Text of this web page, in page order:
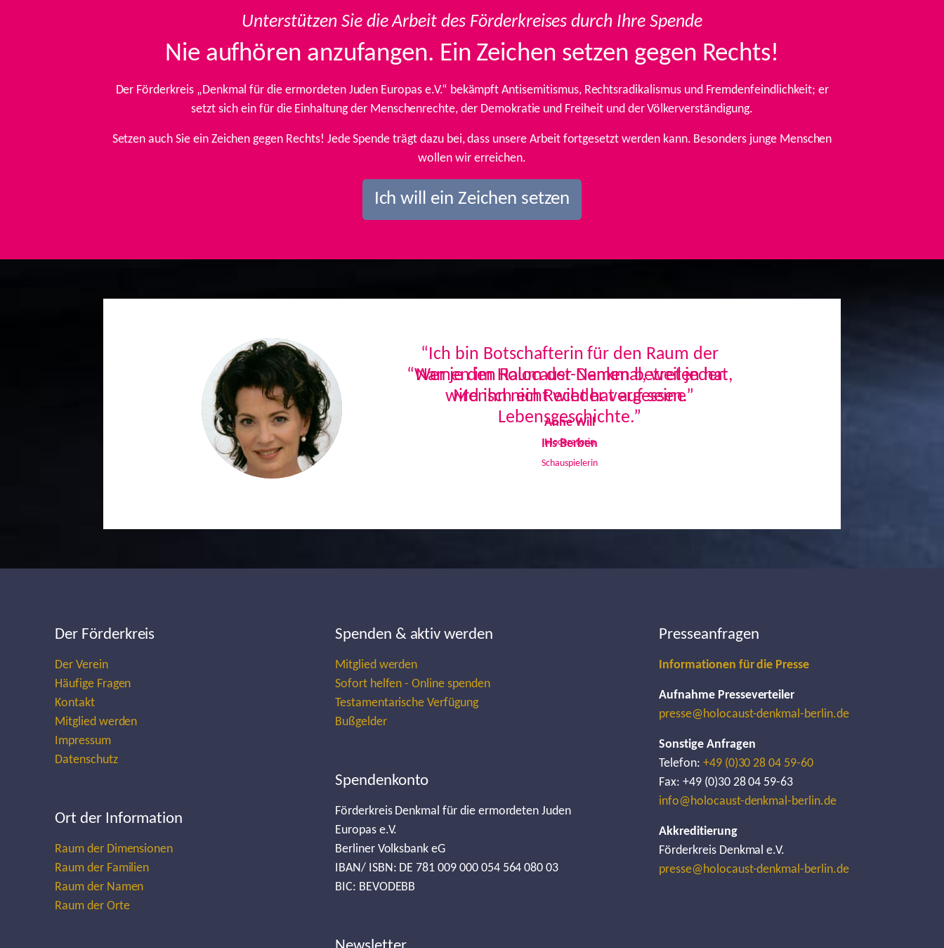
Unterstützen Sie die Arbeit des Förderkreises durch Ihre Spende
Nie aufhören anzufangen. Ein Zeichen setzen gegen Rechts!
Der Förderkreis „Denkmal für die ermordeten Juden Europas e.V.“ bekämpft Antisemitismus, Rechtsradikalismus und Fremdenfeindlichkeit; er
setzt sich ein für die Einhaltung der Menschenrechte, der Demokratie und Freiheit und der Völkerverständigung.
Setzen auch Sie ein Zeichen gegen Rechts! Jede Spende trägt dazu bei, dass unsere Arbeit fortgesetzt werden kann. Besonders junge Menschen
wollen wir erreichen.
Ich will ein Zeichen setzen
“Ich bin Botschafterin für den Raum der
Namen im Holocaust-Denkmal, weil jeder
Mensch ein Recht hat auf seine
Lebensgeschichte.”
Iris Berben
Schauspielerin
Previous
Der Förderkreis
Der Verein
Häufige Fragen
Kontakt
Mitglied werden
Impressum
Datenschutz
Ort der Information
Raum der Dimensionen
Raum der Familien
Raum der Namen
Raum der Orte
Spenden & aktiv werden
Mitglied werden
Sofort helfen - Online spenden
Testamentarische Verfügung
Bußgelder
Spendenkonto
Förderkreis Denkmal für die ermordeten Juden
Europas e.V.
Berliner Volksbank eG
IBAN/ ISBN: DE 781 009 000 054 564 080 03
BIC: BEVODEBB
Presseanfragen
Informationen für die Presse
Aufnahme Presseverteiler
presse@holocaust-denkmal-berlin.de
Sonstige Anfragen
Telefon: +49 (0)30 28 04 59-60
Fax: +49 (0)30 28 04 59-63
info@holocaust-denkmal-berlin.de
Akkreditierung
Förderkreis Denkmal e.V.
presse@holocaust-denkmal-berlin.de